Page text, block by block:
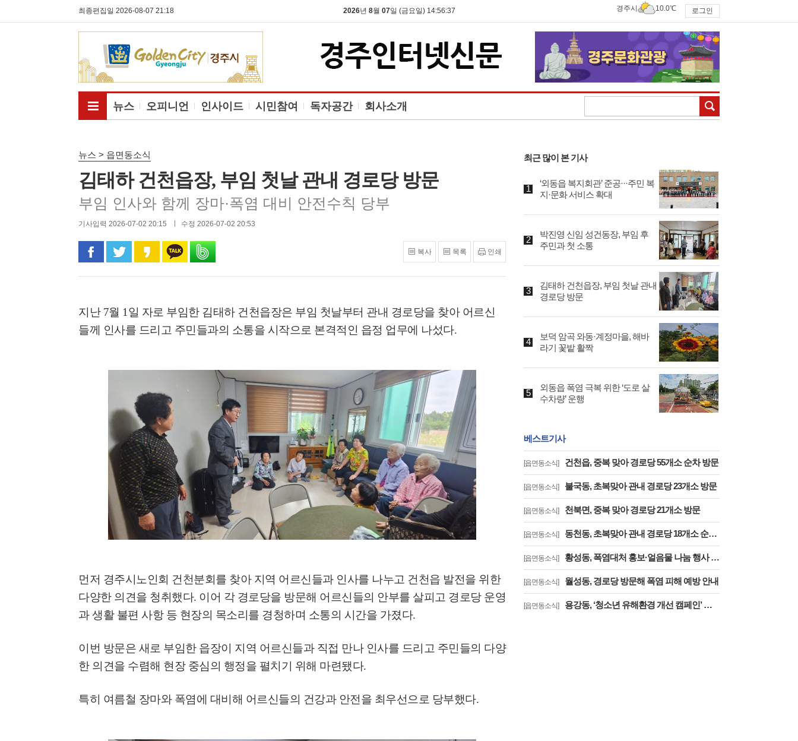
최종편집일 2026-08-07 21:18 2026년 8월 07일 (금요일) 14:56:38 경주시 10.0℃ 로그인
뉴스 오피니언 인사이드 시민참여 독자공간 회사소개
전체메뉴보기
뉴스 > 읍면동소식
김태하 건천읍장, 부임 첫날 관내 경로당 방문
부임 인사와 함께 장마·폭염 대비 안전수칙 당부
기사입력 2026-07-02 20:15 수정 2026-07-02 20:53
페이스북으로 공유
트위터로 공유카카오 스토리로 공유
카카오톡으로 공유
복사 목록 인쇄
지난 7월 1 일 자로 부임한 김태하 건천읍장은 부임 첫날부터 관내 경로당을 찾아 어르신
들께 인사를 드리고 주민들과의 소통을 시작으로 본격적인 읍정 업무에 나섰다.
먼저 경주시노인회 건천분회를 찾아 지역 어르신들과 인사를 나누고 건천읍 발전을 위한
다양한 의견을 청취했다. 이어 각 경로당을 방문해 어르신들의 안부를 살피고 경로당 운영
과 생활 불편 사항 등 현장의 목소리를 경청하며 소통의 시간을 가졌다.
이번 방문은 새로 부임한 읍장이 지역 어르신들과 직접 만나 인사를 드리고 주민들의 다양
한 의견을 수렴해 현장 중심의 행정을 펼치기 위해 마련됐다.
특히 여름철 장마와 폭염에 대비해 어르신들의 건강과 안전을 최우선으로 당부했다.
최근 많이 본 기사
‘외동읍 복지회관’ 준공···주민 복
지·문화 서비스 확대
박진영 신임 성건동장, 부임 후
주민과 첫 소통
김태하 건천읍장, 부임 첫날 관내
경로당 방문
보덕 암곡 와동·계정마을, 해바
라기 꽃밭 활짝
외동읍 폭염 극복 위한 ‘도로 살
수차량’ 운행
베스트기사
[읍면동소식] 건천읍, 중복 맞아 경로당 55개소 순차 방문
[읍면동소식] 불국동, 초복맞아 관내 경로당 23개소 방문
[읍면동소식] 천북면, 중복 맞아 경로당 21개소 방문
[읍면동소식] 동천동, 초복맞아 관내 경로당 18개소 순회 방문
[읍면동소식] 황성동, 폭염대처 홍보·얼음물 나눔 행사 개최
[읍면동소식] 월성동, 경로당 방문해 폭염 피해 예방 안내
[읍면동소식] 용강동, ‘청소년 유해환경 개선 캠페인’ 실시